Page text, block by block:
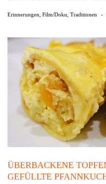
Erinnerungen Film/Doku Traditionen -
ÜBERBACKENE
GEFÜLLTE